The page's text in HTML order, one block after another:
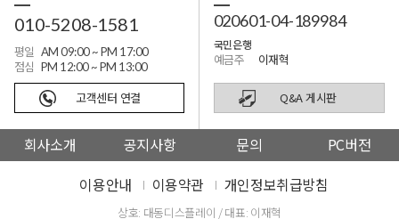
010-5208-1581
평일 AM 09:00 ~ PM 17:00
점심 PM 12:00 ~ PM 13:00
020601-04-189984
국민은행
예금주 이재혁
고객센터 연결 Q&A 게시판
회사소개 공지사항 문의
PC버전
이용안내
이용약관 개인정보취급방침
상호: 대동디스플레이 / 대표: 이재혁